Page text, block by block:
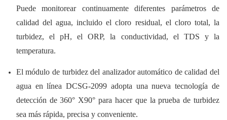
Puede monitorear continuamente diferentes parámetros de
calidad del agua, incluido el cloro residual, el cloro total, la
turbidez, el pH, el ORP, la conductividad, el TDS y la
temperatura.
El módulo de turbidez del analizador automático de calidad del
agua en línea DCSG-2099 adopta una nueva tecnología de
detección de 360° X90° para hacer que la prueba de turbidez
sea más rápida, precisa y conveniente.